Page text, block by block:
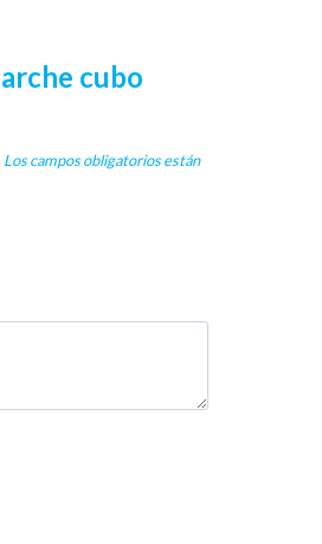
cubo
Los campos obligatorios están